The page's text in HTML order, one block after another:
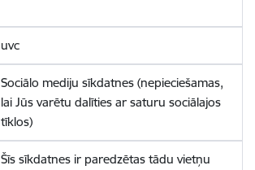
uvc
Sociālo mediju sīkdatnes (nepieciešamas,
lai Jūs varētu dalīties ar saturu sociālajos
tīklos)
Šīs sīkdatnes ir paredzētas tādu vietņu